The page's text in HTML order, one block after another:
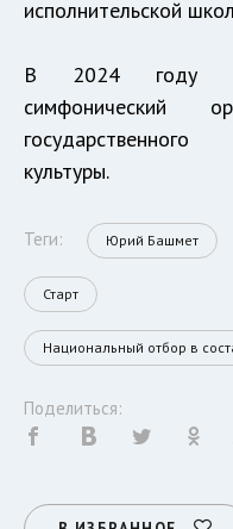
исполнительской
В 2024 году
симфонический
культуры.
Теги: Юрий Башмет
Старт
Национальный отбор в
Поделиться: